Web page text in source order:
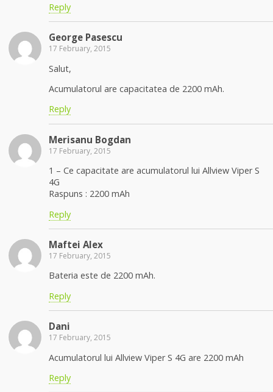
Reply
George Pasescu
17 February, 2015
Salut,
Acumulatorul are capacitatea de 2200 mAh.
Reply
Merisanu Bogdan
17 February, 2015
1 – Ce capacitate are acumulatorul lui Allview Viper S
4G
Raspuns : 2200 mAh
Reply
Maftei Alex
17 February, 2015
Bateria este de 2200 mAh.
Reply
Dani
17 February, 2015
Acumulatorul lui Allview Viper S 4G are 2200 mAh
Reply